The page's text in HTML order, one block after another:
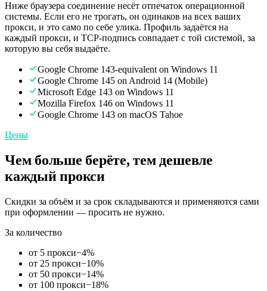
Ниже браузера соединение несёт отпечаток операционной
системы. Если его не трогать, он одинаков на всех ваших
прокси, и это само по себе улика. Профиль задаётся на
каждый прокси, и TCP-подпись совпадает с той системой, за
которую вы себя выдаёте.
Google Chrome 143-equivalent on Windows 11
Google Chrome 145 on Android 14 (Mobile)
Microsoft Edge 143 on Windows 11
Mozilla Firefox 146 on Windows 11
Google Chrome 143 on macOS Tahoe
Цены
Чем больше берёте, тем дешевле
каждый прокси
Скидки за объём и за срок складываются и применяются сами
при оформлении — просить не нужно.
За количество
от 5 прокси−4%
от 25 прокси−10%
от 50 прокси−14%
от 100 прокси−18%